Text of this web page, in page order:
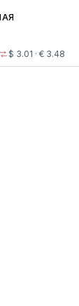
$ 3.01 · € 3.48